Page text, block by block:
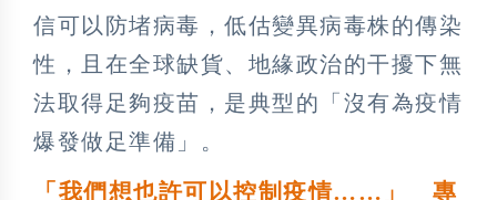
信可以防堵病毒，低估變異病毒株的傳染
性，且在全球缺貨、地緣政治的干擾下無
法取得足夠疫苗，是典型的「沒有為疫情
爆發做足準備」。
「我們想也許可以控制疫情……」 專